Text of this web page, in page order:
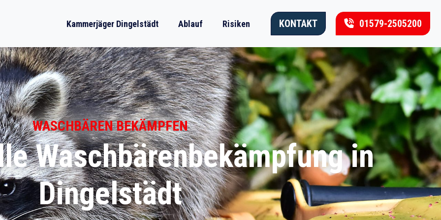
Kammerjäger Dingelstädt Ablauf Risiken KONTAKT 01579-2505200
WASCHBÄREN BEKÄMPFEN
Waschbärenbekämpfung in
Dingelstädt